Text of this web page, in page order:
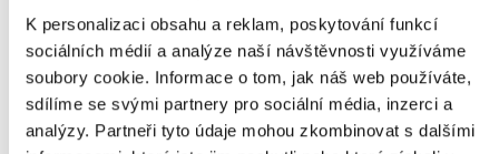
K personalizaci obsahu a reklam, poskytování funkcí
sociálních médií a analýze naší návštěvnosti využíváme
soubory cookie. Informace o tom, jak náš web používáte,
sdílíme se svými partnery pro sociální média, inzerci a
analýzy. Partneři tyto údaje mohou zkombinovat s dalšími